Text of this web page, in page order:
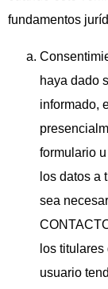
fundamentos
haya dado
informado,
formulario
los datos a
sea
los
usuario